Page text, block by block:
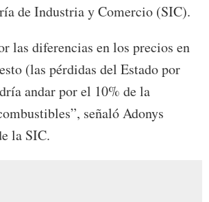
de Industria y Comercio (SIC).
las diferencias en los precios en
(las pérdidas del Estado por
andar por el 10% de la
señaló Adonys
la SIC.